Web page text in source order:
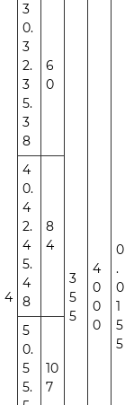
4
3
0.
3
2.
3
5.
3
8
6
0
3
5
5
4
0
0
0
0
.
0
1
5
5
4
0.
4
2.
4
5.
4
8
8
4
5
0.
5
5.
10
7